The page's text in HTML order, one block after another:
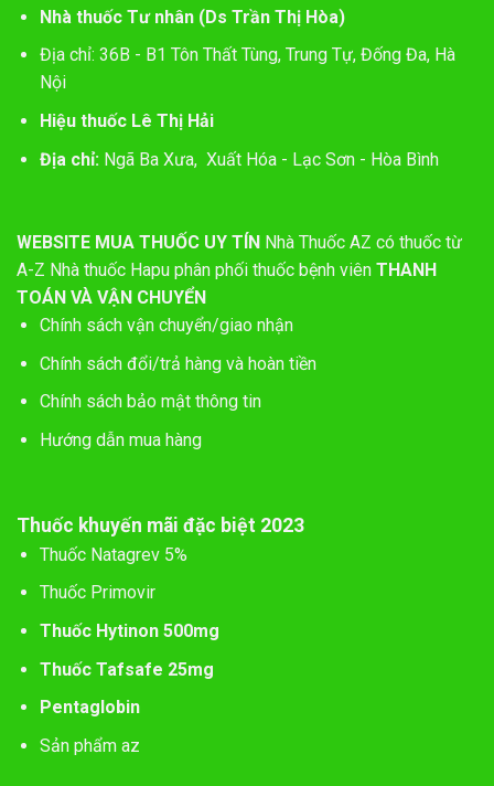
Nhà thuốc Tư nhân (Ds Trần Thị Hòa)
Địa chỉ: 36B - B1 Tôn Thất Tùng, Trung Tự, Đống Đa, Hà
Nội
Hiệu thuốc Lê Thị Hải
Địa chỉ: Ngã Ba Xưa, Xuất Hóa - Lạc Sơn - Hòa Bình
WEBSITE MUA THUỐC UY TÍN Nhà Thuốc AZ có thuốc từ
A-Z Nhà thuốc Hapu phân phối thuốc bệnh viên THANH
TOÁN VÀ VẬN CHUYỂN
Chính sách vận chuyển/giao nhận
Chính sách đổi/trả hàng và hoàn tiền
Chính sách bảo mật thông tin
Hướng dẫn mua hàng
Thuốc khuyến mãi đặc biệt 2023
Thuốc Natagrev 5%
Thuốc Primovir
Thuốc Hytinon 500mg
Thuốc Tafsafe 25mg
Pentaglobin
Sản phẩm az